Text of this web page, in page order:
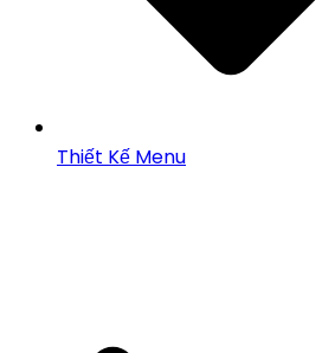
Thiết Kế Menu